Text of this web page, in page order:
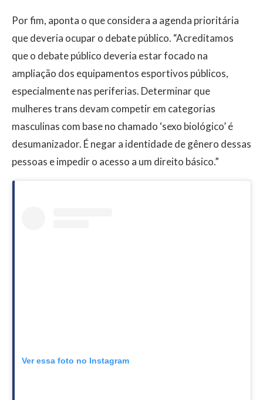
Por fim, aponta o que considera a agenda prioritária
que deveria ocupar o debate público. “Acreditamos
que o debate público deveria estar focado na
ampliação dos equipamentos esportivos públicos,
especialmente nas periferias. Determinar que
mulheres trans devam competir em categorias
masculinas com base no chamado ‘sexo biológico’ é
desumanizador. É negar a identidade de gênero dessas
pessoas e impedir o acesso a um direito básico.”
Ver essa foto no Instagram